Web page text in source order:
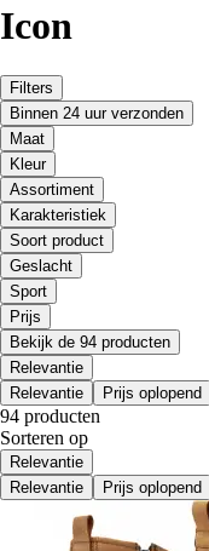
Icon
Filters
Binnen 24 uur verzonden
Maat
Kleur
Assortiment
Karakteristiek
Soort product
Geslacht
Sport
Prijs
Bekijk de 94 producten
Relevantie
Relevantie
Prijs oplopend
94 producten
Sorteren op
Relevantie
Relevantie
Prijs oplopend